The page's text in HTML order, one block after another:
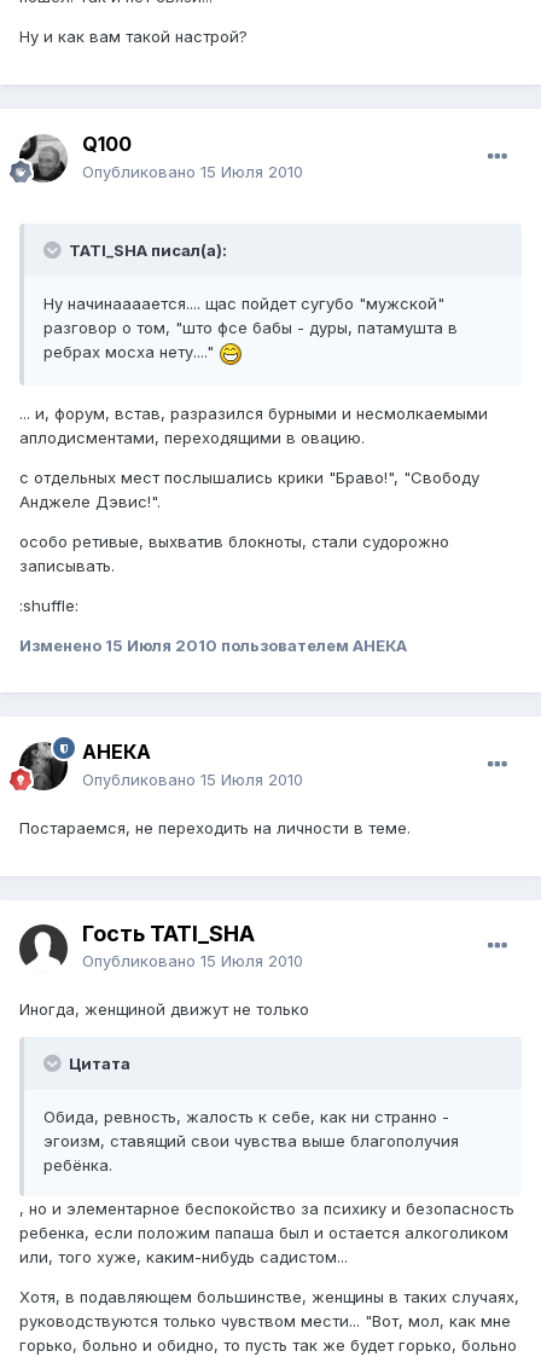
Ну и как вам такой настрой?
Q100
Опубликовано 15 Июля 2010
TATI_SHA писал(а):
Ну начинаааается.... щас пойдет сугубо "мужской"
разговор о том, "што фсе бабы - дуры, патамушта в
ребрах мосха нету...."
... и, форум, встав, разразился бурными и несмолкаемыми
аплодисментами, переходящими в овацию.
с отдельных мест послышались крики "Браво!", "Свободу
Анджеле Дэвис!".
особо ретивые, выхватив блокноты, стали судорожно
записывать.
:shuffle:
Изменено 15 Июля 2010 пользователем АНЕКА
АНЕКА
Опубликовано 15 Июля 2010
Постараемся, не переходить на личности в теме.
Гость TATI_SHA
Опубликовано 15 Июля 2010
Иногда, женщиной движут не только
Цитата
Обида, ревность, жалость к себе, как ни странно -
эгоизм, ставящий свои чувства выше благополучия
ребёнка.
, но и элементарное беспокойство за психику и безопасность
ребенка, если положим папаша был и остается алкоголиком
или, того хуже, каким-нибудь садистом...
Хотя, в подавляющем большинстве, женщины в таких случаях,
руководствуются только чувством мести... "Вот, мол, как мне
горько, больно и обидно, то пусть так же будет горько, больно